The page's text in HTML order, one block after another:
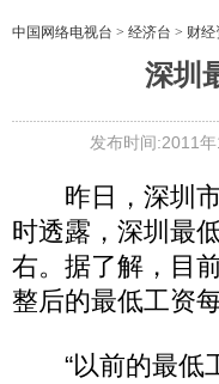
中国网络电视台 > 经济台 > 财经
深圳
发布时间:2011
昨日，深圳市
时透露，深圳最
右。据了解，目
整后的最低工资
“以前的最低工